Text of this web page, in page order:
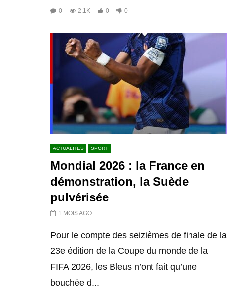
0 2.1K 0 0
ACTUALITES SPORT
Mondial 2026 : la France en
démonstration, la Suède
pulvérisée
1 MOIS AGO
Pour le compte des seizièmes de finale de la
23e édition de la Coupe du monde de la
FIFA 2026, les Bleus n’ont fait qu’une
bouchée d...